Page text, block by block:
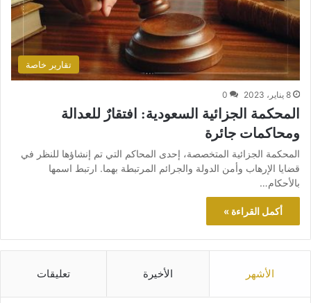
تقارير خاصة
8 يناير، 2023 0
المحكمة الجزائية السعودية: افتقارٌ للعدالة
ومحاكمات جائرة
المحكمة الجزائية المتخصصة، إحدى المحاكم التي تم إنشاؤها للنظر في
قضايا الإرهاب وأمن الدولة والجرائم المرتبطة بهما. ارتبط اسمها
بالأحكام…
أكمل القراءة »
الأشهر الأخيرة تعليقات